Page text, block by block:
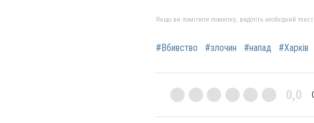
Якщо ви помітили помилку, виділіть необхідний
#Вбивство #злочин #напад #Харків
0,0